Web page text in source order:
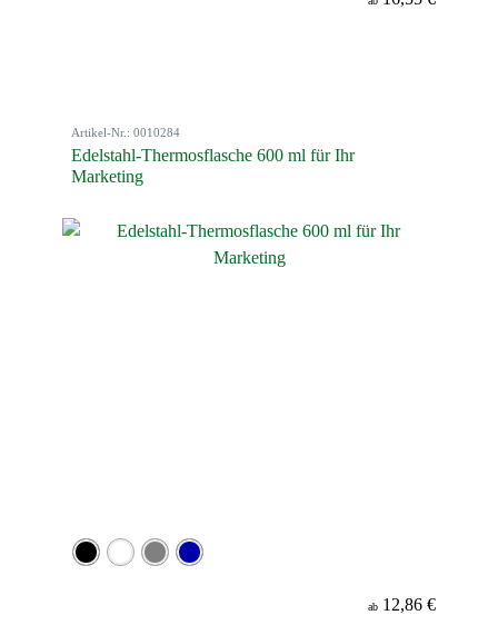
Artikel-Nr.: 0010284
Edelstahl-Thermosflasche 600 ml für Ihr
Marketing
ab 12,86 €